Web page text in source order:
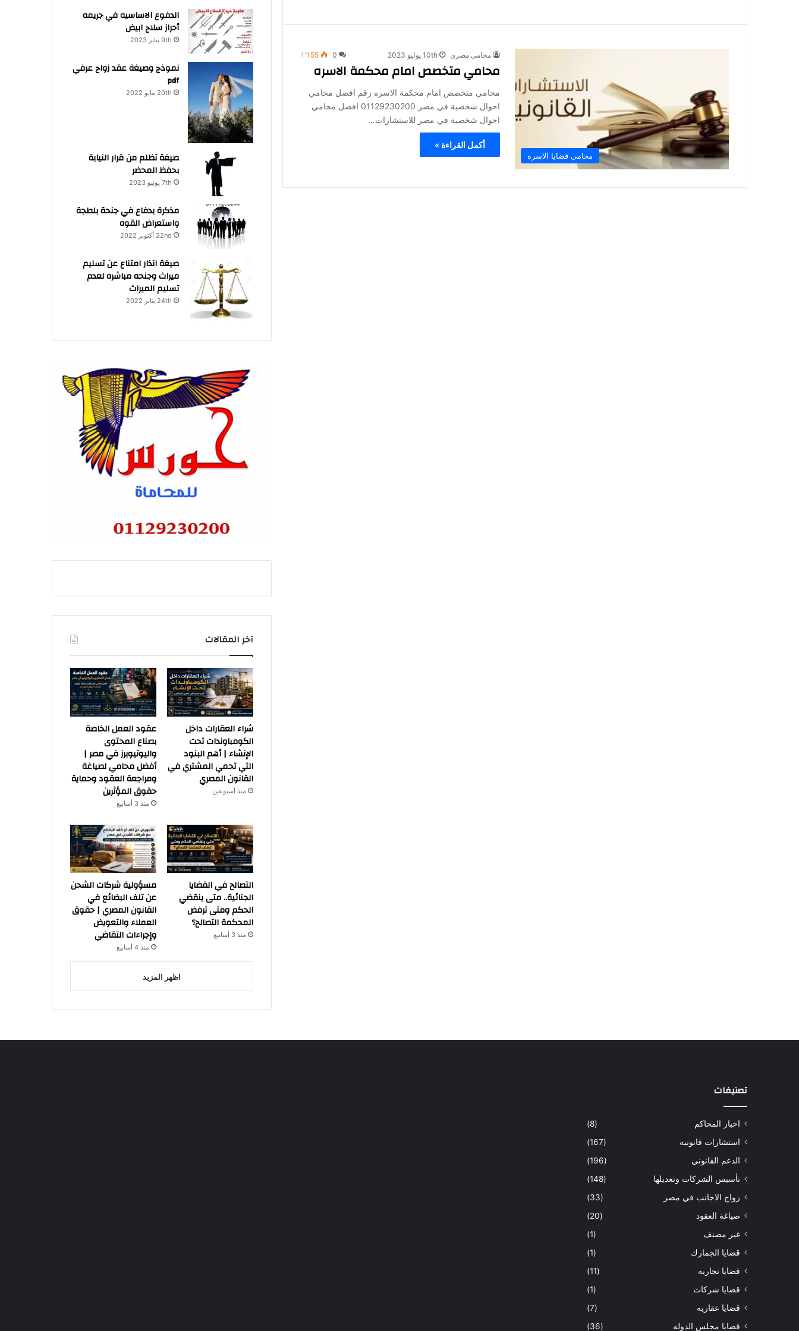
محامي قضايا الاسره
محامي مصري 10th يوليو 2023 0 1٬155
محامي متخصص امام محكمة الاسره
محامي متخصص امام محكمة الاسره رقم افضل محامي
احوال شخصية في مصر 01129230200 افضل محامي
احوال شخصية في مصر للاستشارات…
أكمل القراءة »
الدفوع الاساسيه في جريمه
أحراز سلاح ابيض
9th يناير 2023
نموذج وصيغة عقد زواج عرفي
pdf
20th مايو 2022
صيغة تظلم من قرار النيابة
بحفظ المحضر
7th يونيو 2023
مذكرة بدفاع في جنحة بلطجة
واستعراض القوه
22nd أكتوبر 2022
صيغة انذار امتناع عن تسليم
ميراث وجنحه مباشره لعدم
تسليم الميراث
24th يناير 2022
آخر المقالات
شراء العقارات داخل
الكومباوندات تحت
الإنشاء | أهم البنود
التي تحمي المشتري في
القانون المصري
منذ أسبوعين
عقود العمل الخاصة
بصناع المحتوى
واليوتيوبرز في مصر |
أفضل محامي لصياغة
ومراجعة العقود وحماية
حقوق المؤثرين
منذ 3 أسابيع
التصالح في القضايا
الجنائية.. متى ينقضي
الحكم ومتى ترفض
المحكمة التصالح؟
منذ 3 أسابيع
مسؤولية شركات الشحن
عن تلف البضائع في
القانون المصري | حقوق
العملاء والتعويض
وإجراءات التقاضي
منذ 4 أسابيع
اظهر المزيد
تصنيفات
اخبار المحاكم
(8)
استشارات قانونيه
(167)
الدعم القانوني
(196)
تأسيس الشركات وتعديلها
(148)
زواج الاجانب في مصر
(33)
صياغة العقود
(20)
غير مصنف
(1)
قضايا الجمارك
(1)
قضايا تجاريه
(11)
قضايا شركات
(1)
قضايا عقاريه
(7)
قضايا مجلس الدوله
(36)